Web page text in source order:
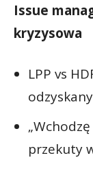
Issue
kryzysowa
LPP vs
przekuty